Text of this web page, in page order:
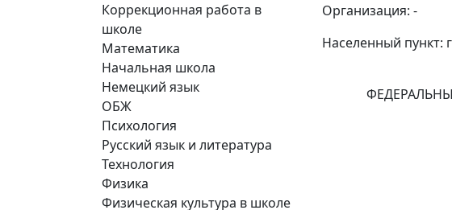
Коррекционная работа в
школе
Математика
Начальная школа
Немецкий язык
ОБЖ
Психология
Русский язык и литература
Технология
Физика
Физическая культура в школе
Организация: -
Населенный пункт: